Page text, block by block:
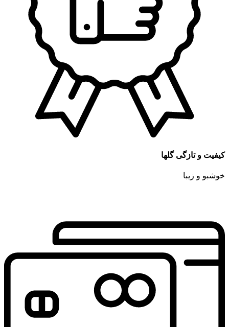
کیفیت و تازگی گلها
خوشبو و زیبا